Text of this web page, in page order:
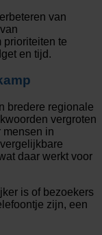
van
prioriteiten te
en tijd.
bredere regionale
vergroten
mensen in
daar werkt voor
is of bezoekers
zijn, een